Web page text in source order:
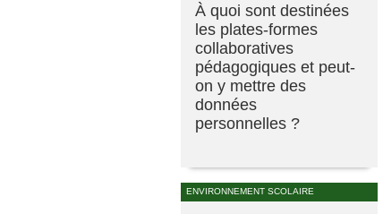
À quoi sont destinées
les plates-formes
collaboratives
pédagogiques et peut-
on y mettre des
données
personnelles ?
ENVIRONNEMENT SCOLAIRE